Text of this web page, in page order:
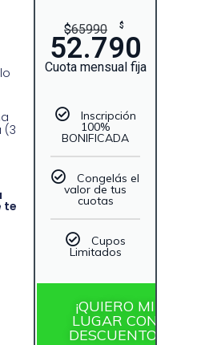
(3
te
$65990 $
52.790
Cuota mensual fija
Inscripción
100%
BONIFICADA
Congelás el
valor de tus
cuotas
Cupos
Limitados
¡QUIERO MI
LUGAR CON
DESCUENTO!